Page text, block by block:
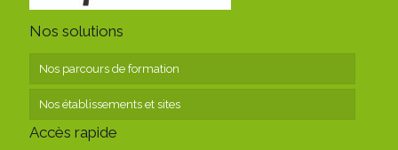
Nos solutions
Nos parcours de formation
Nos établissements et sites
Accès rapide